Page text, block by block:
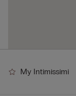
My Intimissimi